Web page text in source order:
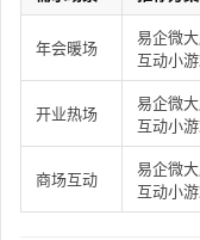
年会暖场
易企微
互动小
开业热场
易企微
互动小
商场互动
易企微
互动小